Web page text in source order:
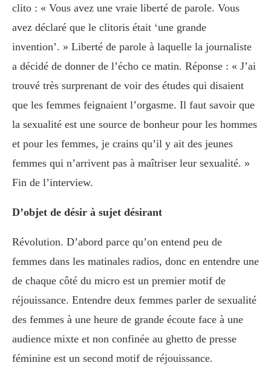
clito : « Vous avez une vraie liberté de parole. Vous
avez déclaré que le clitoris était ‘une grande
invention’. » Liberté de parole à laquelle la journaliste
a décidé de donner de l’écho ce matin. Réponse : « J’ai
trouvé très surprenant de voir des études qui disaient
que les femmes feignaient l’orgasme. Il faut savoir que
la sexualité est une source de bonheur pour les hommes
et pour les femmes, je crains qu’il y ait des jeunes
femmes qui n’arrivent pas à maîtriser leur sexualité. »
Fin de l’interview.
D’objet de désir à sujet désirant
Révolution. D’abord parce qu’on entend peu de
femmes dans les matinales radios, donc en entendre une
de chaque côté du micro est un premier motif de
réjouissance. Entendre deux femmes parler de sexualité
des femmes à une heure de grande écoute face à une
audience mixte et non confinée au ghetto de presse
féminine est un second motif de réjouissance.